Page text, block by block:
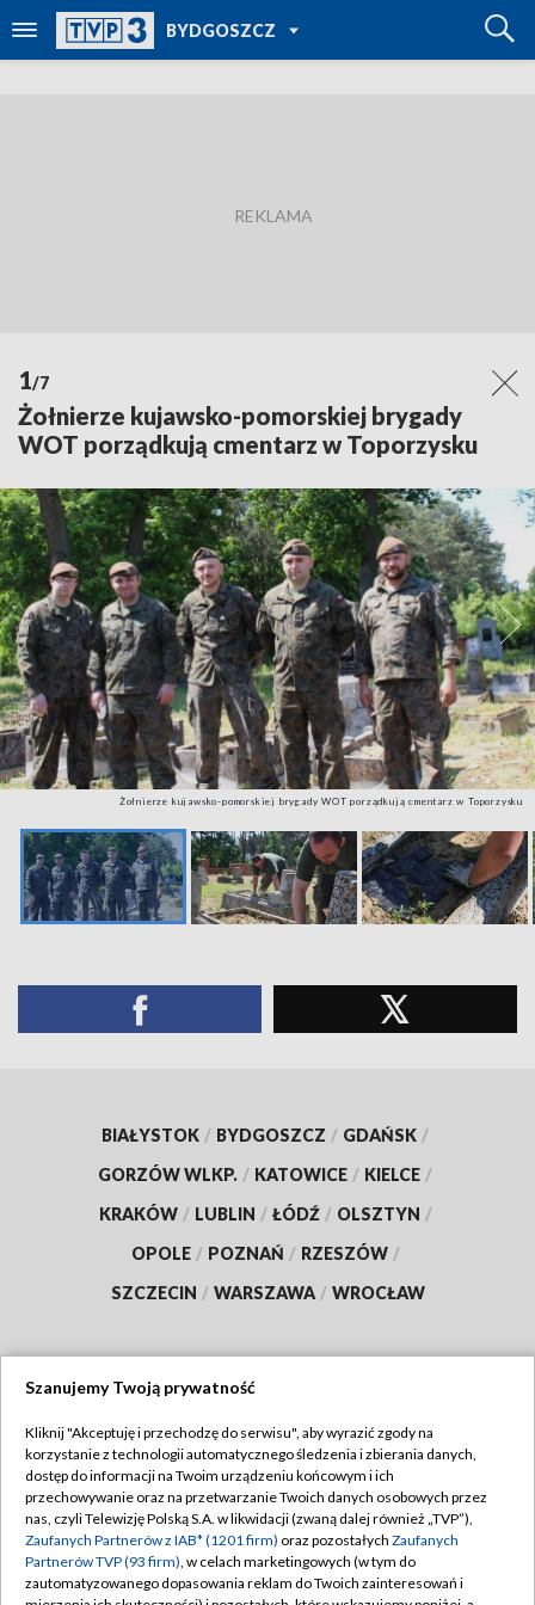
BYDGOSZCZ
TVP REGIONY
1/7
Żołnierze kujawsko-pomorskiej brygady
WOT porządkują cmentarz w Toporzysku
Żołnierze kujawsko-pomorskiej brygady WOT porządkują cmentarz w Toporzysku
BIAŁYSTOK / BYDGOSZCZ / GDAŃSK /
GORZÓW WLKP. / KATOWICE / KIELCE /
KRAKÓW / LUBLIN / ŁÓDŹ / OLSZTYN /
OPOLE / POZNAŃ / RZESZÓW /
SZCZECIN / WARSZAWA / WROCŁAW
TVP
Abonament TVP
Emisja w TVP
Centrum informacji TVP
Regulamin TVP
Polityka prywatności
Moje zgody
Szanujemy Twoją prywatność
Kliknij "Akceptuję i przechodzę do serwisu", aby wyrazić zgody na
korzystanie z technologii automatycznego śledzenia i zbierania danych,
dostęp do informacji na Twoim urządzeniu końcowym i ich
przechowywanie oraz na przetwarzanie Twoich danych osobowych przez
nas, czyli Telewizję Polską S.A. w likwidacji (zwaną dalej również „TVP”),
Zaufanych Partnerów z IAB* (1201 firm) oraz pozostałych Zaufanych
Partnerów TVP (93 firm), w celach marketingowych (w tym do
zautomatyzowanego dopasowania reklam do Twoich zainteresowań i